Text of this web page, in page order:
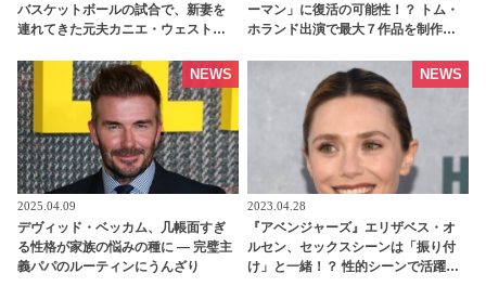
バスケットボールの試合で、新妻を
連れてきた元夫カニエ・ウェストと
週間、キムはまだ困惑している？ -
tvgroove
ーマン」に復活の可能性！？ トム・
ホランド出演で最大７作品を制作す
2025.04.09
デヴィッド・ベッカム、几帳面すぎ
る性格が家族の悩みの種に ― 完璧主
義パパのルーティンにうんざり
NEWS
2023.04.28
『アベンジャーズ』エリザベス・オ
ルセン、セックスシーンは「振り付
け」と一緒！？ 性的シーンで活躍す
NEWS